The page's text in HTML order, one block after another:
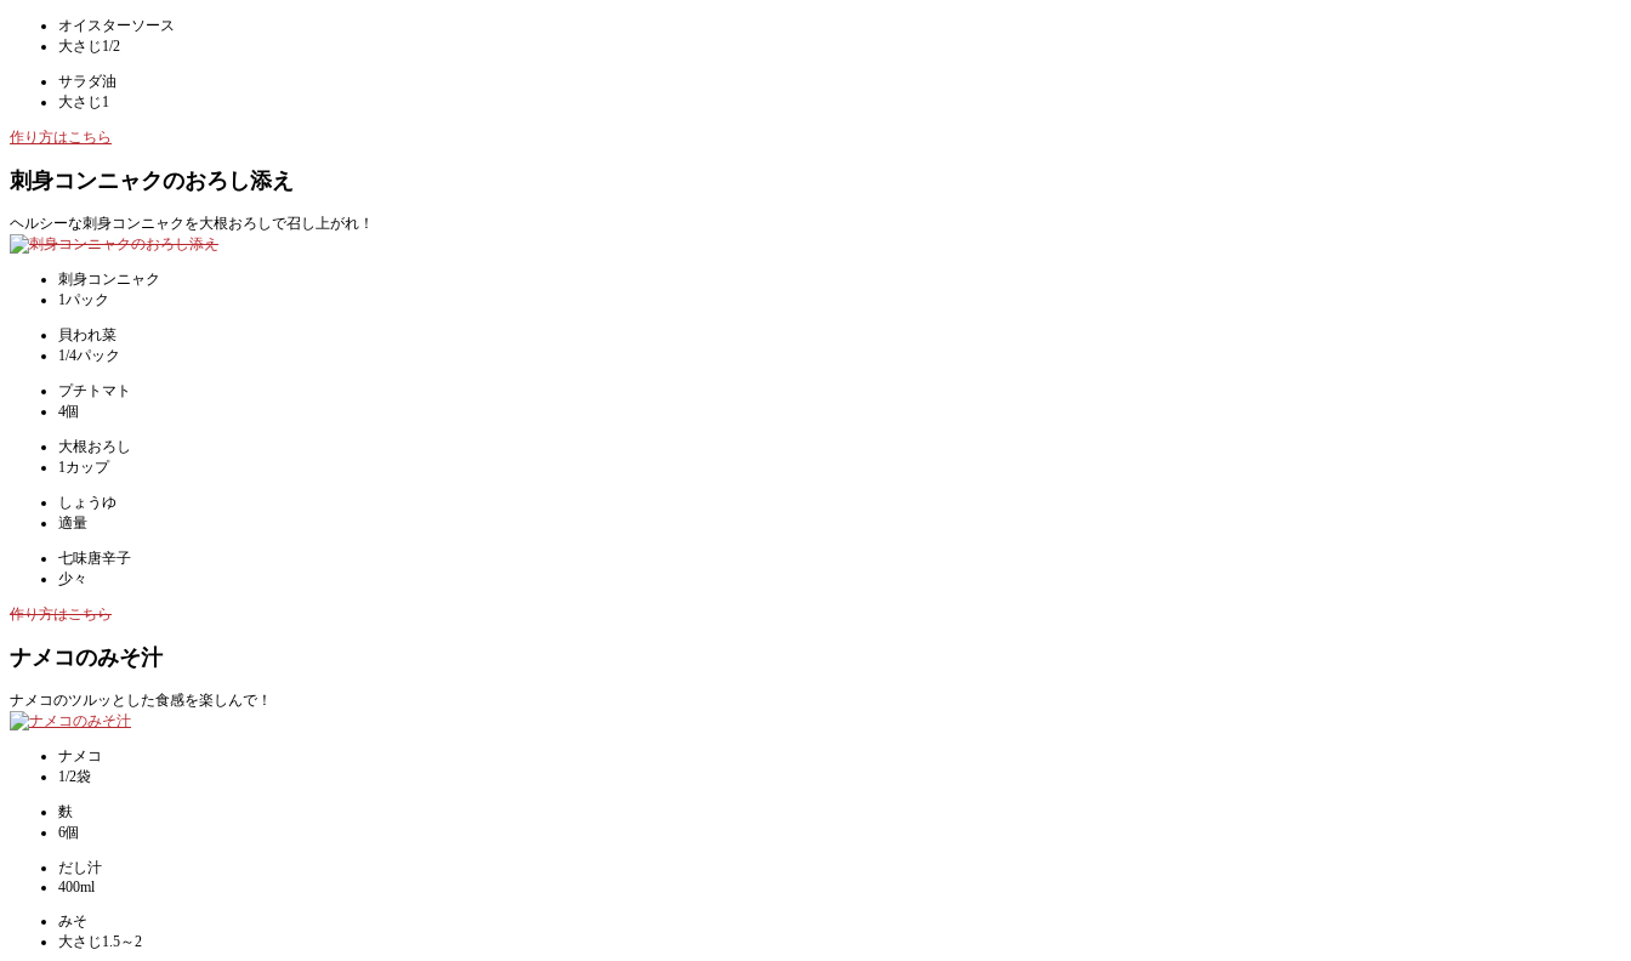
オイスターソース
大さじ1/2
サラダ油
大さじ1
作り方はこちら
刺身コンニャクのおろし添え
ヘルシーな刺身コンニャクを大根おろしで召し上がれ！
刺身コンニャク
1パック
貝われ菜
1/4パック
プチトマト
4個
大根おろし
1カップ
しょうゆ
適量
七味唐辛子
少々
作り方はこちら
ナメコのみそ汁
ナメコのツルッとした食感を楽しんで！
ナメコ
1/2袋
麩
6個
だし汁
400ml
みそ
大さじ1.5～2